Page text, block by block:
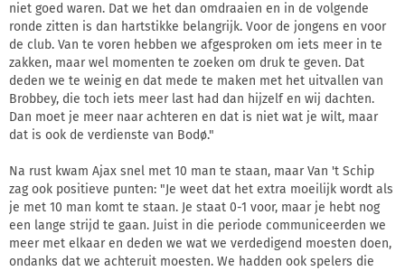
niet goed waren. Dat we het dan omdraaien en in de volgende
ronde zitten is dan hartstikke belangrijk. Voor de jongens en voor
de club. Van te voren hebben we afgesproken om iets meer in te
zakken, maar wel momenten te zoeken om druk te geven. Dat
deden we te weinig en dat mede te maken met het uitvallen van
Brobbey, die toch iets meer last had dan hijzelf en wij dachten.
Dan moet je meer naar achteren en dat is niet wat je wilt, maar
dat is ook de verdienste van Bodø."
Na rust kwam Ajax snel met 10 man te staan, maar Van 't Schip
zag ook positieve punten: "Je weet dat het extra moeilijk wordt als
je met 10 man komt te staan. Je staat 0-1 voor, maar je hebt nog
een lange strijd te gaan. Juist in die periode communiceerden we
meer met elkaar en deden we wat we verdedigend moesten doen,
ondanks dat we achteruit moesten. We hadden ook spelers die